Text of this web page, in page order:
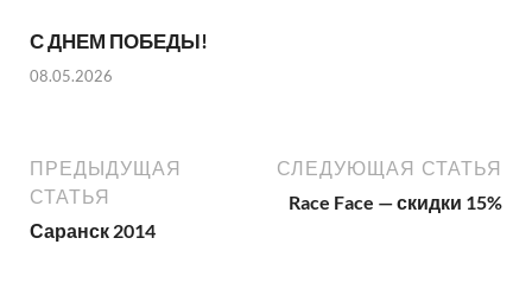
С ДНЕМ ПОБЕДЫ!
08.05.2026
ПРЕДЫДУЩАЯ
СТАТЬЯ
Саранск 2014
СЛЕДУЮЩАЯ СТАТЬЯ
Race Face — скидки 15%